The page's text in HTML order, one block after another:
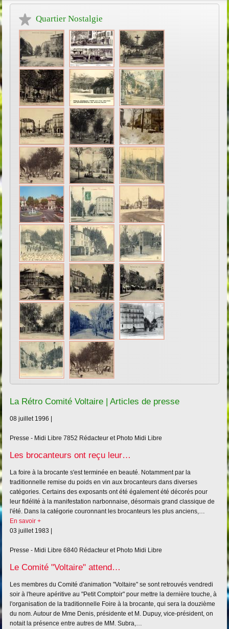
Quartier Nostalgie
La Rétro Comité Voltaire | Articles de presse
08 juillet 1996 |
Presse - Midi Libre 7852 Rédacteur et Photo Midi Libre
Les brocanteurs ont reçu leur…
La foire à la brocante s'est terminée en beauté. Notamment par la
traditionnelle remise du poids en vin aux brocanteurs dans diverses
catégories. Certains des exposants ont été également été décorés pour
leur fidélité à la manifestation narbonnaise, désormais grand classique de
l'été. Dans la catégorie couronnant les brocanteurs les plus anciens,…
En savoir +
03 juillet 1983 |
Presse - Midi Libre 6840 Rédacteur et Photo Midi Libre
Le Comité "Voltaire" attend…
Les membres du Comité d'animation "Voltaire" se sont retrouvés vendredi
soir à l'heure apéritive au "Petit Comptoir" pour mettre la dernière touche, à
l'organisation de la traditionnelle Foire à la brocante, qui sera la douzième
du nom. Autour de Mme Denis, présidente et M. Dupuy, vice-président, on
notait la présence entre autres de MM. Subra,…